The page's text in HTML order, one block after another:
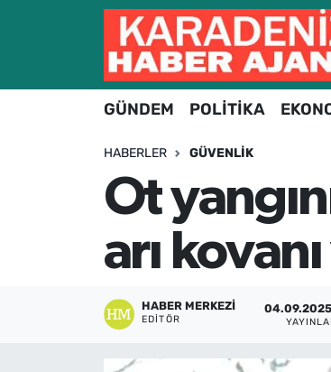
GÜNDEM POLİTİKA
HABERLER GÜVENLIK
Ot
arı
HABER MERKEZI
EDITÖR
Hava Durumu
Trafik Durumu
Süper Lig Puan Durumu ve Fikstür
Tüm Manşetler
Son Dakika Haberleri
Haber Arşivi